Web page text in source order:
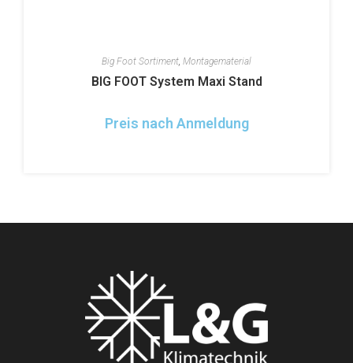
Big Foot Sortiment, Montagematerial
BIG FOOT System Maxi Stand
Preis nach Anmeldung